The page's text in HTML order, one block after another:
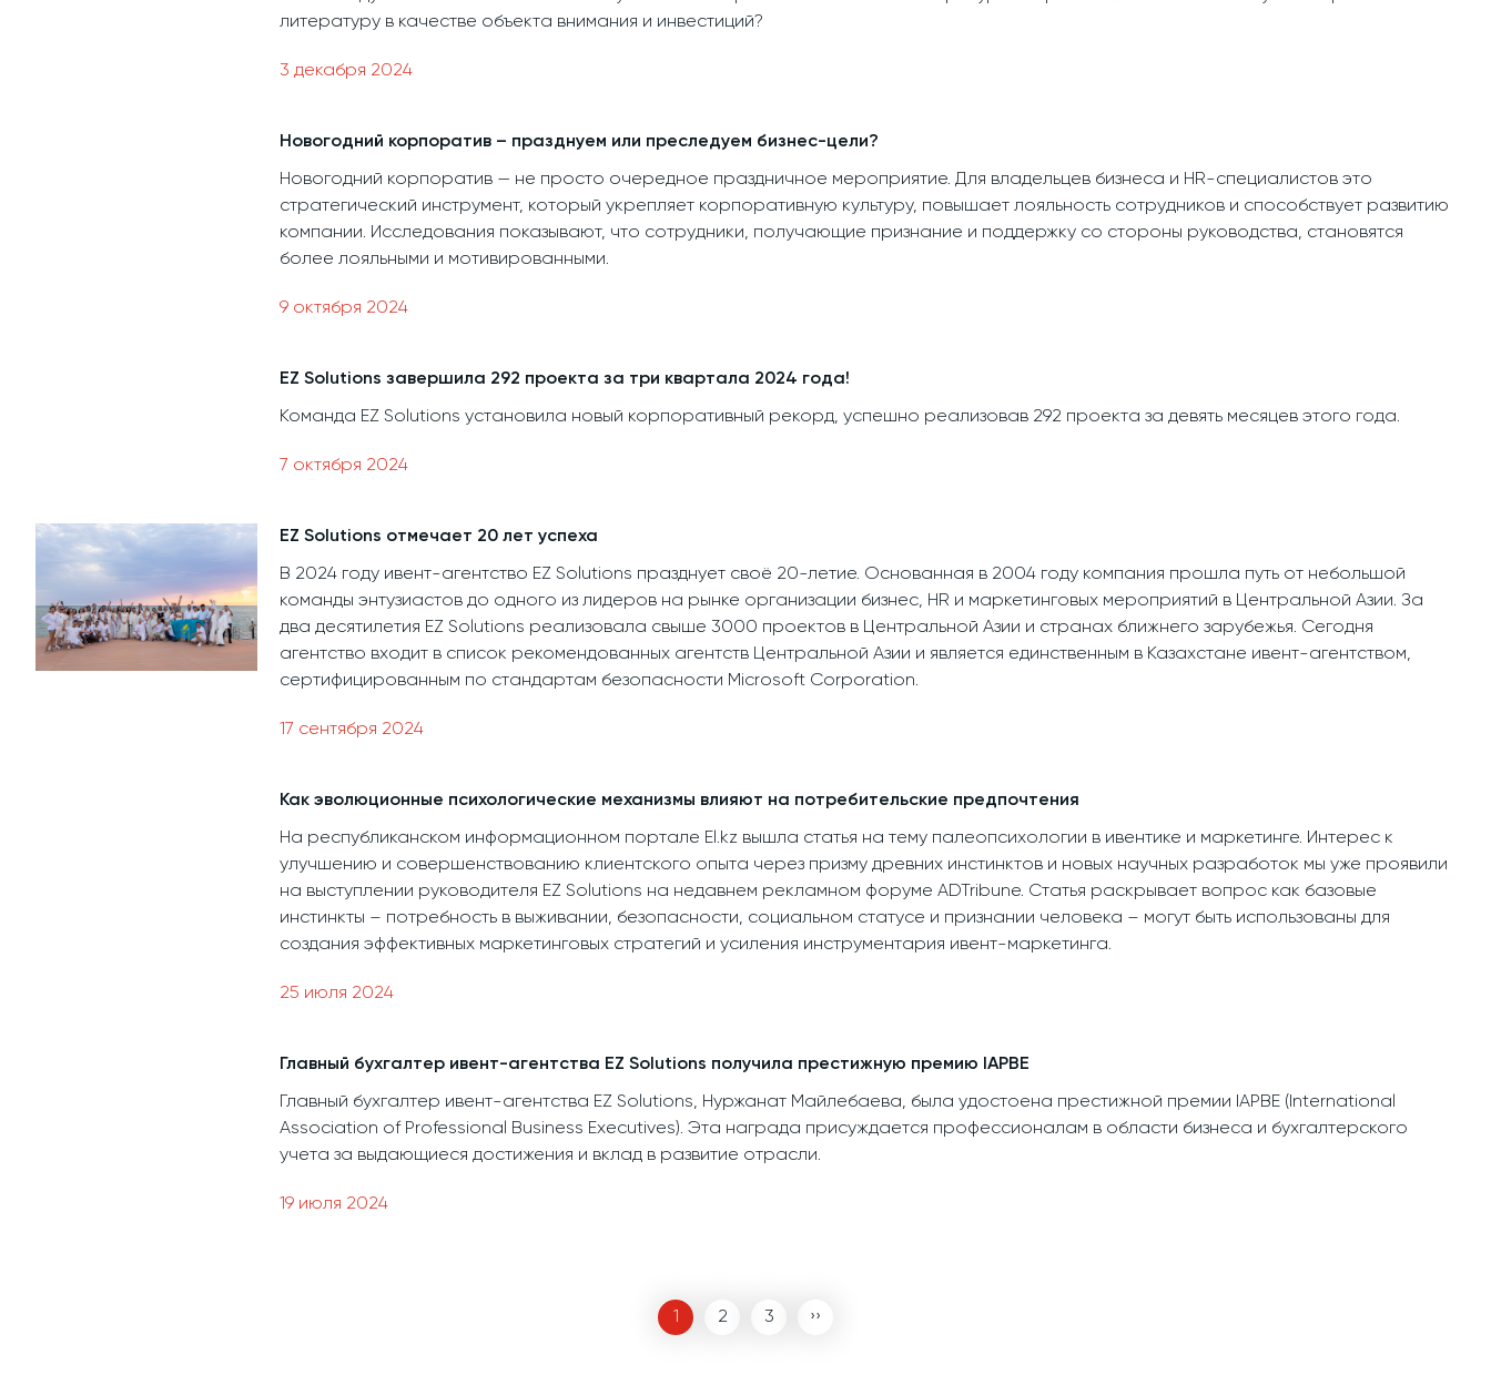
литературу в качестве объекта внимания и инвестиций?
3 декабря 2024
Новогодний корпоратив – празднуем или преследуем бизнес-цели?
Новогодний корпоратив — не просто очередное праздничное мероприятие. Для владельцев бизнеса и HR-специалистов это
стратегический инструмент, который укрепляет корпоративную культуру, повышает лояльность сотрудников и способствует развитию
компании. Исследования показывают, что сотрудники, получающие признание и поддержку со стороны руководства, становятся
более лояльными и мотивированными.
9 октября 2024
EZ Solutions завершила 292 проекта за три квартала 2024 года!
Команда EZ Solutions установила новый корпоративный рекорд, успешно реализовав 292 проекта за девять месяцев этого года.
7 октября 2024
EZ Solutions отмечает 20 лет успеха
В 2024 году ивент-агентство EZ Solutions празднует своё 20-летие. Основанная в 2004 году компания прошла путь от небольшой
команды энтузиастов до одного из лидеров на рынке организации бизнес, HR и маркетинговых мероприятий в Центральной Азии. За
два десятилетия EZ Solutions реализовала свыше 3000 проектов в Центральной Азии и странах ближнего зарубежья. Сегодня
агентство входит в список рекомендованных агентств Центральной Азии и является единственным в Казахстане ивент-агентством,
сертифицированным по стандартам безопасности Microsoft Corporation.
17 сентября 2024
Как эволюционные психологические механизмы влияют на потребительские предпочтения
На республиканском информационном портале El.kz вышла статья на тему палеопсихологии в ивентике и маркетинге. Интерес к
улучшению и совершенствованию клиентского опыта через призму древних инстинктов и новых научных разработок мы уже проявили
на выступлении руководителя EZ Solutions на недавнем рекламном форуме ADTribune. Статья раскрывает вопрос как базовые
инстинкты – потребность в выживании, безопасности, социальном статусе и признании человека – могут быть использованы для
создания эффективных маркетинговых стратегий и усиления инструментария ивент-маркетинга.
25 июля 2024
Главный бухгалтер ивент-агентства EZ Solutions получила престижную премию IAPBE
Главный бухгалтер ивент-агентства EZ Solutions, Нуржанат Майлебаева, была удостоена престижной премии IAPBE (International
Association of Professional Business Executives). Эта награда присуждается профессионалам в области бизнеса и бухгалтерского
учета за выдающиеся достижения и вклад в развитие отрасли.
19 июля 2024
1 2 3 ››